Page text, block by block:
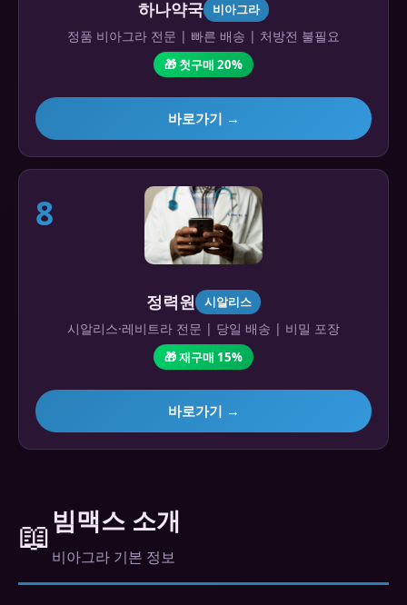
하나약국 비아그라
정품 비아그라 전문 | 빠른 배송 | 처방전 불필요
🎁 첫구매 20%
바로가기 →
8
정력원 시알리스
시알리스·레비트라 전문 | 당일 배송 | 비밀 포장
🎁 재구매 15%
바로가기 →
📖빔맥스 소개
비아그라 기본 정보